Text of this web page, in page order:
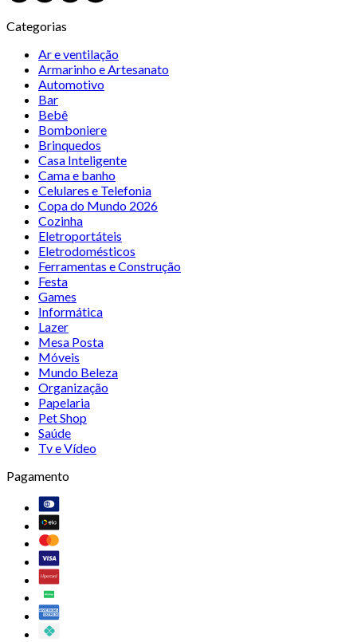
Categorias
Ar e ventilação
Armarinho e Artesanato
Automotivo
Bar
Bebê
Bomboniere
Brinquedos
Casa Inteligente
Cama e banho
Celulares e Telefonia
Copa do Mundo 2026
Cozinha
Eletroportáteis
Eletrodomésticos
Ferramentas e Construção
Festa
Games
Informática
Lazer
Mesa Posta
Móveis
Mundo Beleza
Organização
Papelaria
Pet Shop
Saúde
Tv e Vídeo
Pagamento